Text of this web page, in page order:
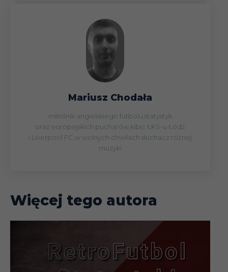
Mariusz Chodała
miłośnik angielskiego futbolu,statystyk
oraz europejskich pucharów,kibic ŁKS-u Łódź
i Liverpool FC,w wolnych chwilach słuchacz różnej
muzyki
Więcej tego autora